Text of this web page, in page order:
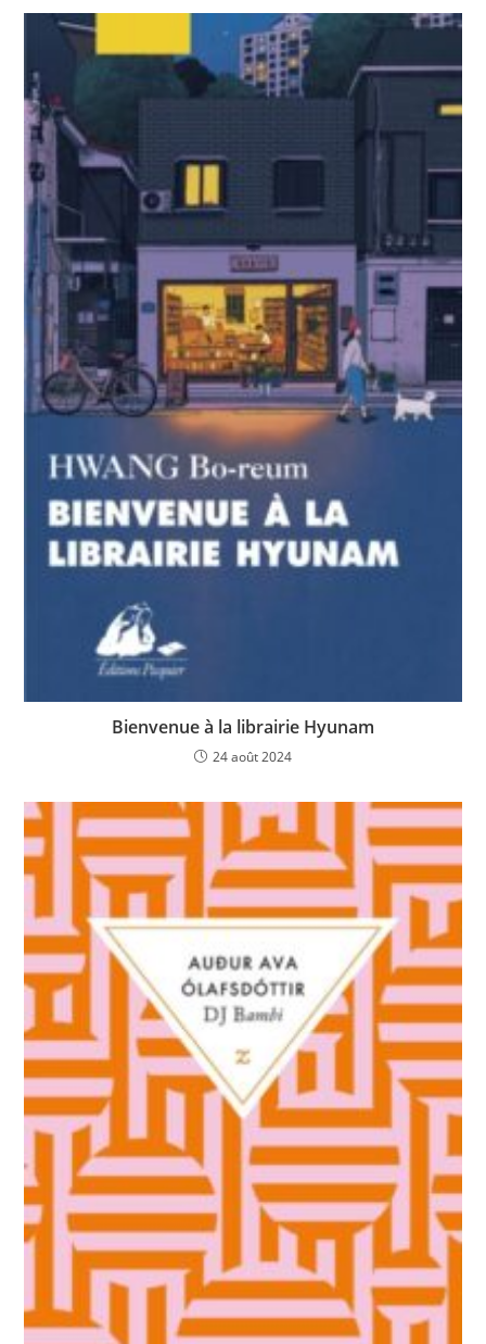
Bienvenue à la librairie Hyunam
24 août 2024